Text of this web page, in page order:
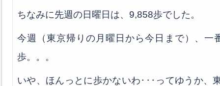
ちなみに先週の日曜日は、9,858歩でした。
今週（東京帰りの月曜日から今日まで）、一
歩。。。
いや、ほんっとに歩かないわ･･･ってゆうか、